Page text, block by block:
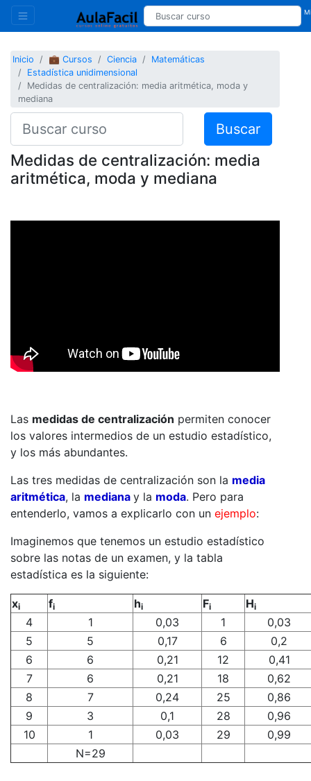
Inicio 💼 Cursos Ciencia
Matemáticas
Estadística unidimensional
Medidas de centralización: media aritmética, moda y
mediana
Buscar
Medidas de centralización: media
aritmética, moda y mediana
Las medidas de centralización permiten conocer
los valores intermedios de un estudio estadístico,
y los más abundantes.
Las tres medidas de centralización son la media
aritmética, la mediana y la moda. Pero para
entenderlo, vamos a explicarlo con un ejemplo:
Imaginemos que tenemos un estudio estadístico
sobre las notas de un examen, y la tabla
estadística es la siguiente:
xi fi hi Fi Hi
4 1 0,03 1
0,03
5
5 0,17 6
0,2
6
6 0,21 12
0,41
7
6 0,21 18
0,62
8
7 0,24 25
0,86
9
3 0,1 28
0,96
10
1 0,03 29
0,99
N=29